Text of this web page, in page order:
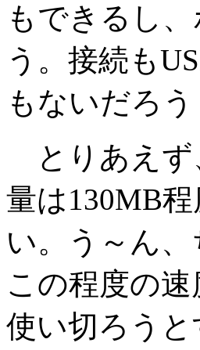
もできるし
う。接続も
もないだろう
とりあえず
量は130MB
い。う～ん
この程度の
使い切ろう